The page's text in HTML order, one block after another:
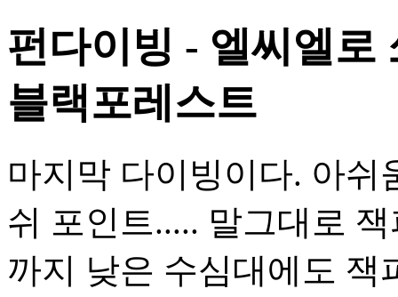
펀다이빙 - 엘씨엘로
블랙포레스트
마지막 다이빙이다. 아쉬
쉬 포인트..... 말그대로
까지 낮은 수심대에도 잭